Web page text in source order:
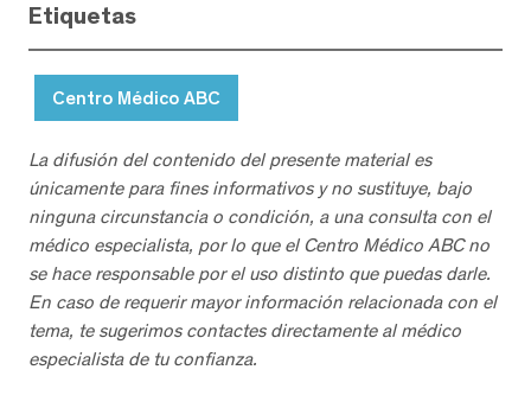
Etiquetas
Centro Médico ABC
La difusión del contenido del presente material es
únicamente para fines informativos y no sustituye, bajo
ninguna circunstancia o condición, a una consulta con el
médico especialista, por lo que el Centro Médico ABC no
se hace responsable por el uso distinto que puedas darle.
En caso de requerir mayor información relacionada con el
tema, te sugerimos contactes directamente al médico
especialista de tu confianza.